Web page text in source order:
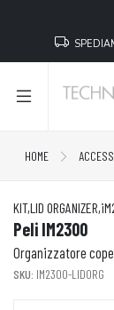
HOME
KIT,LID
Peli IM2300
Organizzatore
SKU: IM2300-LIDORG